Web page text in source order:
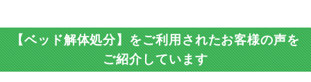
【ベッド解体処分】をご利用されたお客様の声を
ご紹介しています